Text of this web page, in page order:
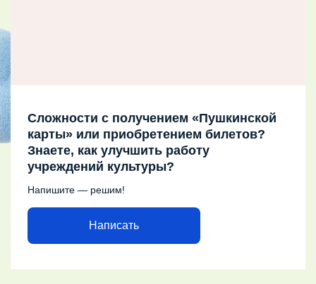
Сложности с получением «Пушкинской
карты» или приобретением билетов?
Знаете, как улучшить работу
учреждений культуры?
Напишите — решим!
Написать